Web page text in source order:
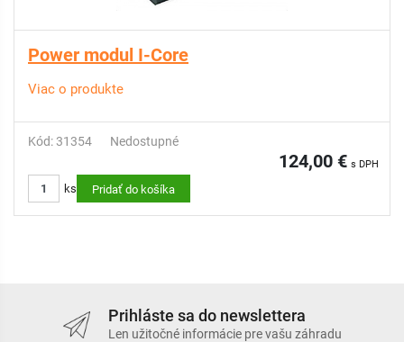
Power modul I-Core
Viac o produkte
Kód: 31354 Nedostupné
124,00 € s DPH
ks Pridať do košíka
Prihláste sa do newslettera
Len užitočné informácie pre vašu záhradu